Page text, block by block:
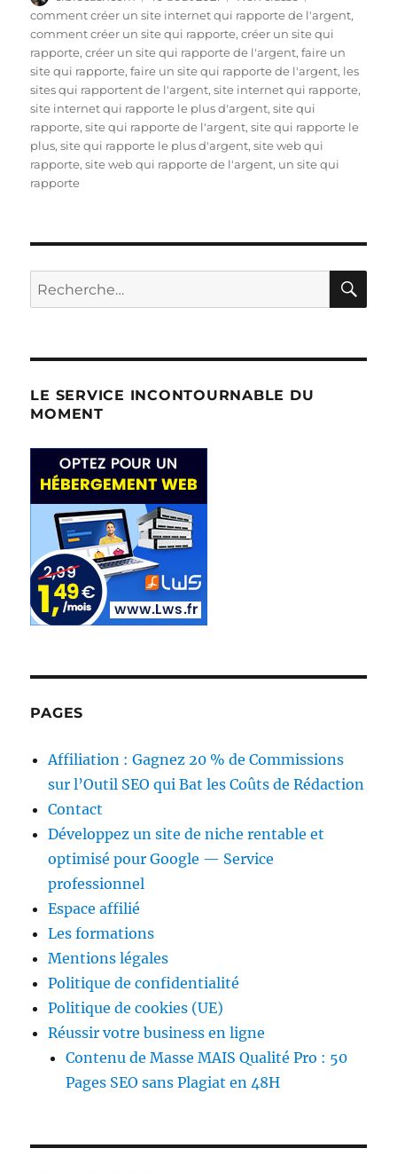
e
b
o
o
k
te
r
re
st
bl
r
di
t
e
d
I
n
a
g
er
le
comment créer un site internet qui rapporte de l'argent,
comment créer un site qui rapporte,créer un site qui
rapporte,créer un site qui rapporte de l'argent,faire un
site qui rapporte,faire un site qui rapporte de l'argent, les
sites qui rapportent de l'argent,site internet qui rapporte,
site internet qui rapporte le plus d'argent,site qui
rapporte,site qui rapporte de l'argent,site qui rapporte le
plus,site qui rapporte le plus d'argent,site web qui
rapporte,site web qui rapporte de l'argent, un site qui
rapporte
Recherche
pour :
LE SERVICE INCONTOURNABLE DU
MOMENT
PAGES
Affiliation : Gagnez 20 % de Commissions
sur l’Outil SEO qui Bat les Coûts de Rédaction
Contact
Développez un site de niche rentable et
optimisé pour Google — Service
professionnel
Espace affilié
Les formations
Mentions légales
Politique de confidentialité
Politique de cookies (UE)
Réussir votre business en ligne
Contenu de Masse MAIS Qualité Pro : 50
Pages SEO sans Plagiat en 48H